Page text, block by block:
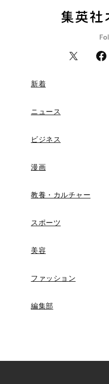
新着
ニュース
ビジネス
漫画
教養・カルチャー
スポーツ
美容
ファッション
編集部